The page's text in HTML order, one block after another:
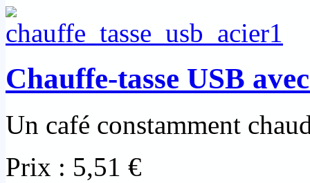
Chauffe-tasse USB
Un café constamment
Prix : 5,51 €